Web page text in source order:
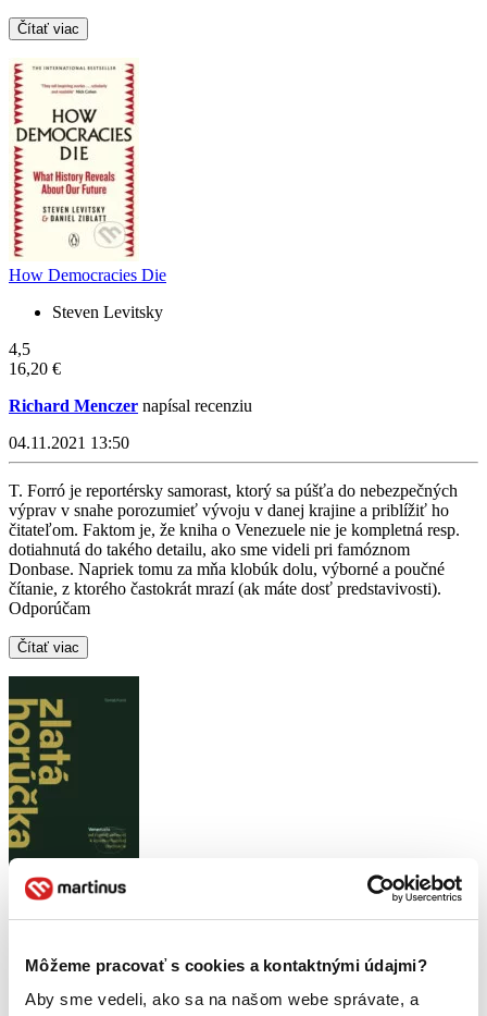
Môžeme pracovať s cookies a kontaktnými údajmi?
Aby sme vedeli, ako sa na našom webe správate, a
Čítať viac
How Democracies Die
Steven Levitsky
4,5
16,20 €
Richard Menczer napísal recenziu
04.11.2021 13:50
T. Forró je reportérsky samorast, ktorý sa púšťa do nebezpečných
výprav v snahe porozumieť vývoju v danej krajine a priblížiť ho
čitateľom. Faktom je, že kniha o Venezuele nie je kompletná resp.
dotiahnutá do takého detailu, ako sme videli pri famóznom
Donbase. Napriek tomu za mňa klobúk dolu, výborné a poučné
čítanie, z ktorého častokrát mrazí (ak máte dosť predstavivosti).
Odporúčam
Čítať viac
Zlatá horúčka
Tomáš Forró
15,00 €
Richard Menczernapísal recenziu